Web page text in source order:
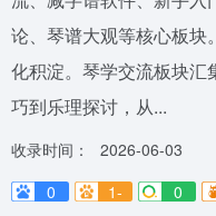
论、琴谱大观等核心板块
化积淀。琴学交流板块汇
巧到乐理探讨，从...
收录时间：
2026-06-03
0
1- 0